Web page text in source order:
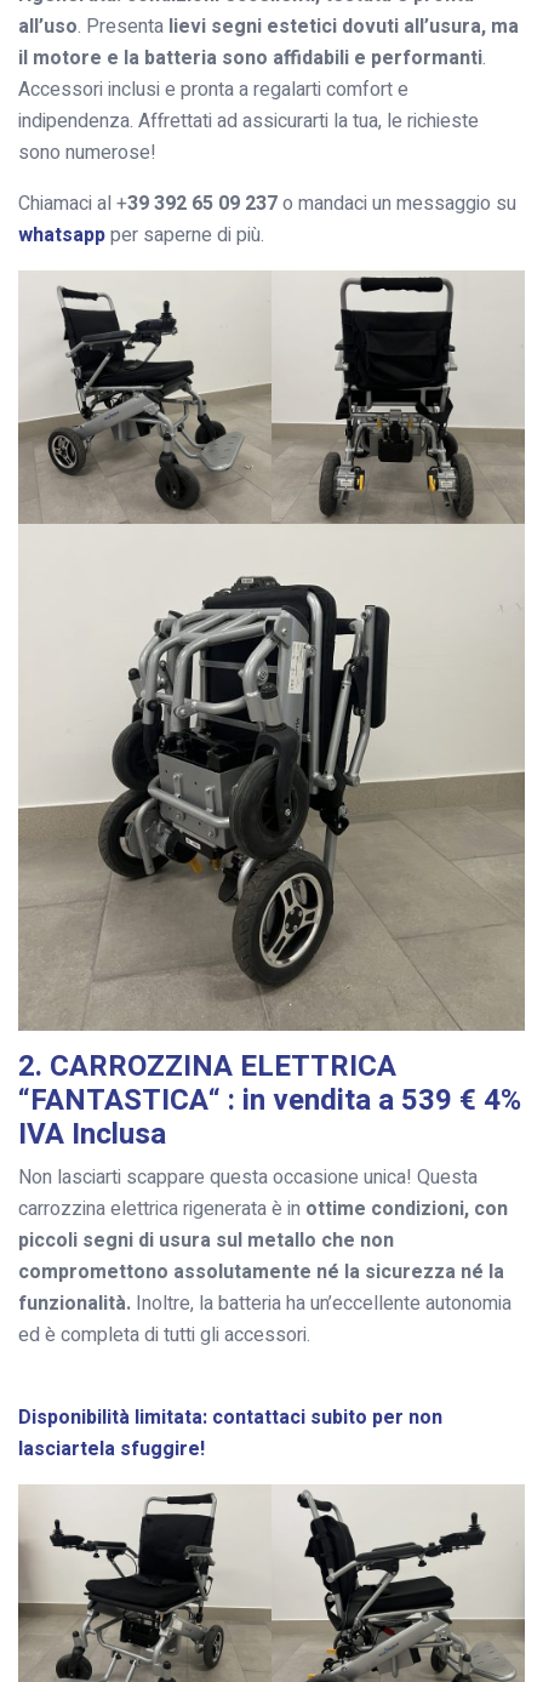
all’uso. Presenta lievi segni estetici dovuti all’usura, ma
il motore e la batteria sono affidabili e performanti.
Accessori inclusi e pronta a regalarti comfort e
indipendenza. Affrettati ad assicurarti la tua, le richieste
sono numerose!
Chiamaci al +39 392 65 09 237o mandaci un messaggio su
whatsappper saperne di più.
2. CARROZZINA ELETTRICA
“FANTASTICA“ : in vendita a 539 € 4%
IVA Inclusa
Non lasciarti scappare questa occasione unica! Questa
carrozzina elettrica rigenerata è in ottime condizioni, con
piccoli segni di usura sul metallo che non
compromettono assolutamente né la sicurezza né la
funzionalità. Inoltre, la batteria ha un’eccellente autonomia
ed è completa di tutti gli accessori.
Disponibilità limitata: contattaci subito per non
lasciartela sfuggire!